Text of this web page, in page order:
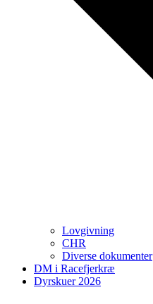
Lovgivning
CHR
Diverse dokumenter
DM i Racefjerkræ
Dyrskuer 2026